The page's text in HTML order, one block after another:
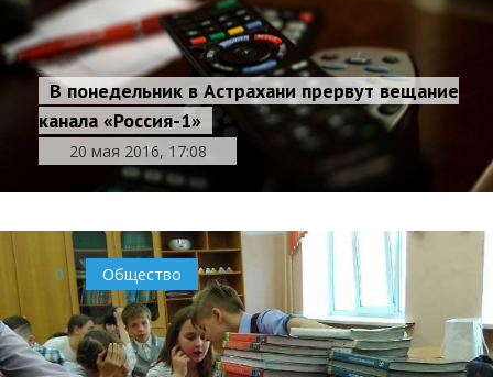
В понедельник в Астрахани прервут вещание
канала «Россия-1»
20 мая 2016, 17:08
0 Общество